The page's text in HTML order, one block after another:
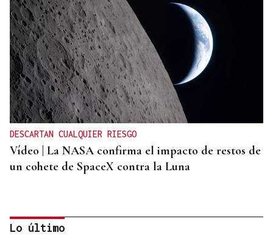
DESCARTAN CUALQUIER RIESGO
Vídeo | La NASA confirma el impacto de restos de
un cohete de SpaceX contra la Luna
Lo último